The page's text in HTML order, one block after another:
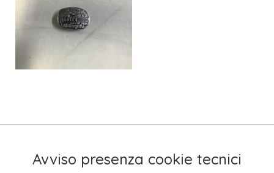
Avviso presenza cookie tecnici